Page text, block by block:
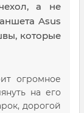
а не
Asus
которые
огромное
на его
дорогой